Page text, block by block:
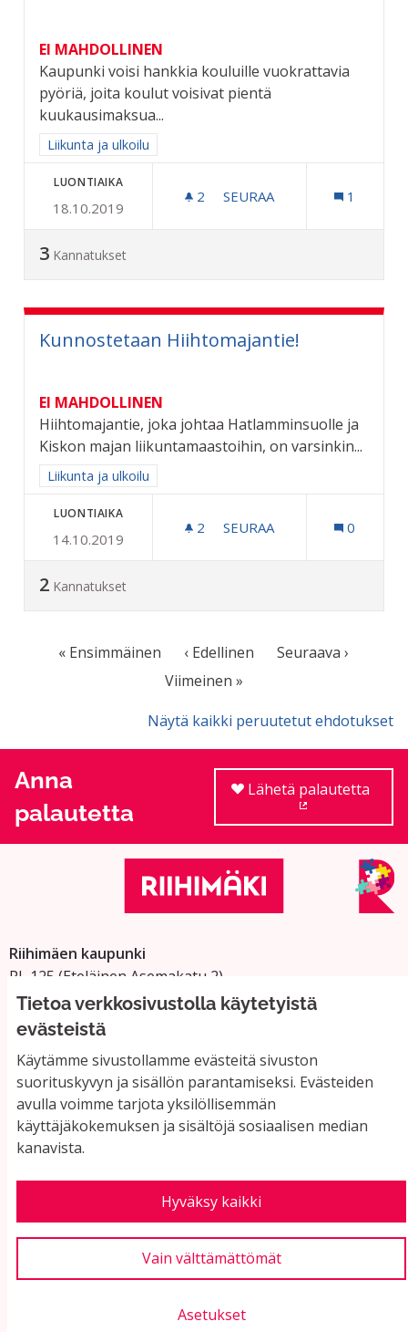
Tietoa verkkosivustolla käytetyistä
evästeistä
Käytämme sivustollamme evästeitä sivuston
suorituskyvyn ja sisällön parantamiseksi. Evästeiden
avulla voimme tarjota yksilöllisemmän
käyttäjäkokemuksen ja sisältöjä sosiaalisen median
kanavista.
Hyväksy kaikki
Vain välttämättömät
Asetukset
EI MAHDOLLINEN
Kaupunki voisi hankkia kouluille vuokrattavia
pyöriä, joita koulut voisivat pientä
kuukausimaksua...
Rajaa tulokset aihepiirin mukaan: Liikunta ja ulkoilu
Liikunta ja ulkoilu
LUONTIAIKA
18.10.2019
2 2 SEURAAJAA
SEURAA 1
3 Kannatukset
Kunnostetaan Hiihtomajantie!
EI MAHDOLLINEN
Hiihtomajantie, joka johtaa Hatlamminsuolle ja
Kiskon majan liikuntamaastoihin, on varsinkin...
Rajaa tulokset aihepiirin mukaan: Liikunta ja ulkoilu
Liikunta ja ulkoilu
LUONTIAIKA
14.10.2019
2 2 SEURAAJAA
SEURAA 0
2 Kannatukset
« Ensimmäinen ‹ Edellinen
Seuraava ›
Viimeinen »
Näytä kaikki peruutetut ehdotukset
Anna
palautetta
Lähetä palautetta
Riihimäen kaupunki
PL 125 (Eteläinen Asemakatu 2)
11101 Riihimäki
Vaihde: 019 758 4000
Sähköpostiosoitteet:
etunimi.sukunimi@riihimaki.fi
Yhteystiedot ja usein kysyttyä
Käyttöehdot
Evästeasetukset
Verkkosivusto luotuvapaan ohjelmiston